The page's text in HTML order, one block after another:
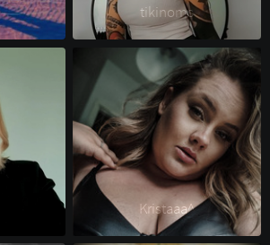
tikinoms
Kristaaa^